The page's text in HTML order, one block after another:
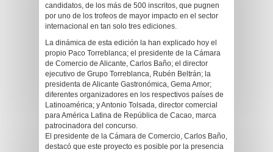
candidatos, de los más de 500 inscritos, que pugnen
por uno de los trofeos de mayor impacto en el sector
internacional en tan solo tres ediciones.
La dinámica de esta edición la han explicado hoy el
propio Paco Torreblanca; el presidente de la Cámara
de Comercio de Alicante, Carlos Baño; el director
ejecutivo de Grupo Torreblanca, Rubén Beltrán; la
presidenta de Alicante Gastronómica, Gema Amor;
diferentes organizadores en los respectivos países de
Latinoamérica; y Antonio Tolsada, director comercial
para América Latina de República de Cacao, marca
patrocinadora del concurso.
El presidente de la Cámara de Comercio, Carlos Baño,
destacó que este proyecto es posible por la presencia